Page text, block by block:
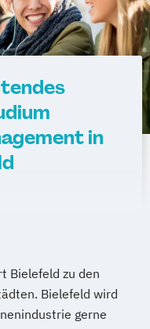
in
Bielefeld zu den
Bielefeld wird
gerne